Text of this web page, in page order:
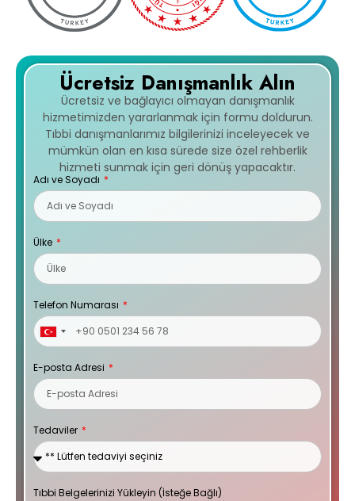
Ücretsiz Danışmanlık Alın
Ücretsiz ve bağlayıcı olmayan danışmanlık
hizmetimizden yararlanmak için formu doldurun.
Tıbbi danışmanlarımız bilgilerinizi inceleyecek ve
mümkün olan en kısa sürede size özel rehberlik
hizmeti sunmak için geri dönüş yapacaktır.
Adı ve Soyadı
Ülke
Telefon Numarası
Turkey
E-posta Adresi
Tedaviler
Tıbbi Belgelerinizi Yükleyin (İsteğe Bağlı)